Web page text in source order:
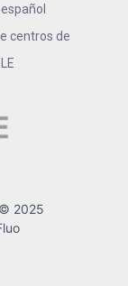
centros de
2025